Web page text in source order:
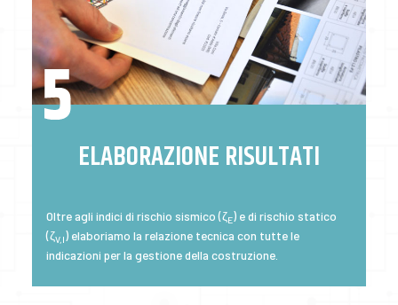
ELABORAZIONE RISULTATI
Oltre agli indici di rischio sismico (ζE) e di rischio statico
(ζV,I) elaboriamo la relazione tecnica con tutte le
indicazioni per la gestione della costruzione.